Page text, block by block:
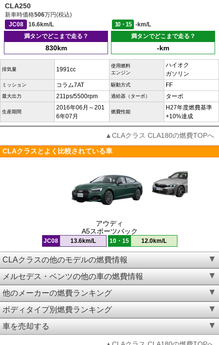
CLA250
新車時価格506万円(税込)
JC08
16.6km/L 10・15
-km/L
満タンでどこまで走る？
830km
満タンでどこまで走る？
-km
排気量 1991cc
使用燃料
エンジン
ハイオク
ガソリン
ミッション コラム7AT 駆動方式 FF
最大出力 211ps/5500rpm 過給器（ターボ） ターボ
生産期間
2016年06月～201
6年07月
燃費性能
H27年度燃費基準
+10%達成
▲CLAクラス CLA180の燃費TOPへ
CLAクラスとよく比較されている車
アウディ
A5スポーツバック
JC08 13.6km/L 10・15 12.0km/L
CLAクラスの他のモデルの燃費情報
メルセデス・ベンツの他の車の燃費情報
他のメーカーの燃費ランキング
ボディタイプ別燃費ランキング
車を売却する